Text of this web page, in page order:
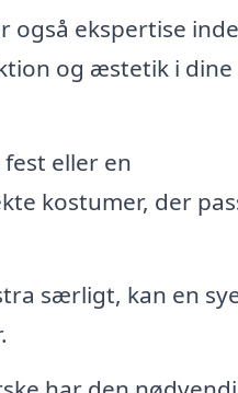
også ekspertise
og æstetik i dine
eller en
kostumer, der
særligt, kan en